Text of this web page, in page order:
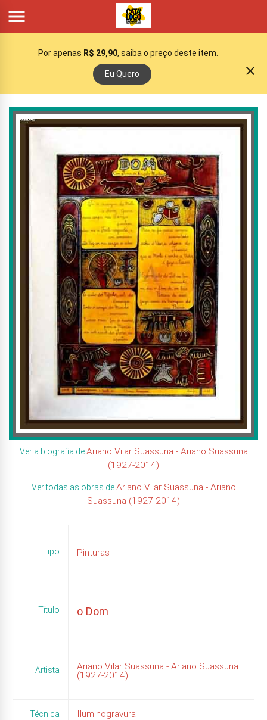

Por apenas R$ 29,90, saiba o preço deste item.
Eu Quero close
Ver a biografia deAriano Vilar Suassuna - Ariano Suassuna
(1927-2014)
Ver todas as obras deAriano Vilar Suassuna - Ariano
Suassuna (1927-2014)
Tipo Pinturas
Título o Dom
Artista
Ariano Vilar Suassuna - Ariano Suassuna
(1927-2014)
Técnica Iluminogravura